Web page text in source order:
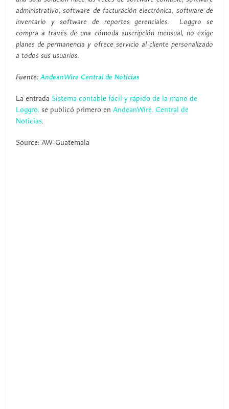
administrativo, software de facturación electrónica, software de
inventario y software de reportes gerenciales. Loggro se
compra a través de una cómoda suscripción mensual, no exige
planes de permanencia y ofrece servicio al cliente personalizado
a todos sus usuarios.
Fuente:AndeanWire Central de Noticias
La entradaSistema contable fácil y rápido de la mano de
Loggro. se publicó primero enAndeanWire. Central de
Noticias.
Source: AW-Guatemala